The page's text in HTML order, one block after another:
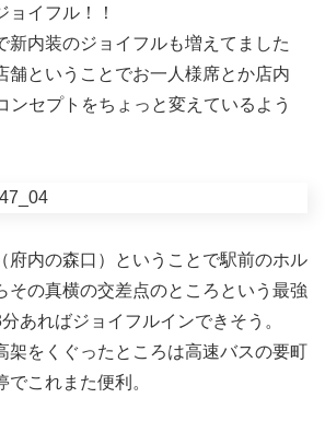
ョイフル！！
新内装のジョイフルも増えてました
舗ということでお一人様席とか店内
ンセプトをちょっと変えているよう
府内の森口）ということで駅前のホル
その真横の交差点のところという最強
あればジョイフルインできそう。
架をくぐったところは高速バスの要町
でこれまた便利。